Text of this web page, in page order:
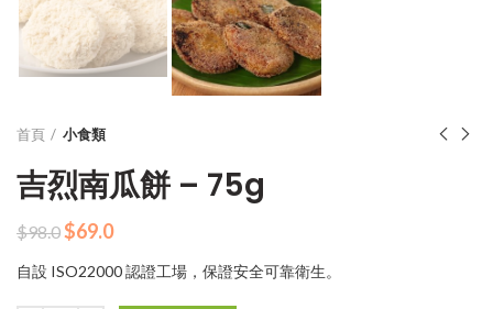
首頁 小食類
吉烈南瓜餅 – 75g
$98.0 原
價
$69.0目
價
自設 ISO22000 認證工場，保證安全可靠衛生。